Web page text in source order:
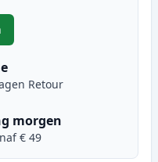
Canon PGI-525 & CLI-
Retour
morgen
€ 49